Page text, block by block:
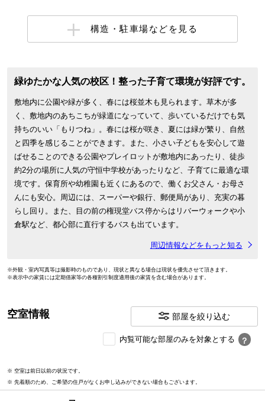
構造・駐車場などを見る
緑ゆたかな人気の校区！整った子育て環境が好評です。
敷地内に公園や緑が多く、春には桜並木も見られます。草木が多
く、敷地内のあちこちが緑道になっていて、歩いているだけでも気
持ちのいい「もりつね」。春には桜が咲き、夏には緑が繁り、自然
と四季を感じることができます。また、小さい子どもを安心して遊
ばせることのできる公園やプレイロットが敷地内にあったり、徒歩
約2分の場所に人気の守恒中学校があったりなど、子育てに最適な環
境です。保育所や幼稚園も近くにあるので、働くお父さん・お母さ
んにも安心。周辺には、スーパーや銀行、郵便局があり、充実の暮
らし回り。また、目の前の権現堂バス停からはリバーウォークや小
倉駅など、都心部に直行するバスも出ています。
周辺情報などをもっと知る
※外観・室内写真等は撮影時のものであり、現状と異なる場合は現状を優先させて頂きます。
※表示中の家賃には定期借家等の各種割引制度適用後の家賃を含む場合があります。
空室情報 部屋を絞り込む
な
内覧可能な部屋のみを対象とする ？
※ 空室は前日以前の状況です。
※ 先着順のため、ご希望の住戸がなくお申し込みができない場合もございます。